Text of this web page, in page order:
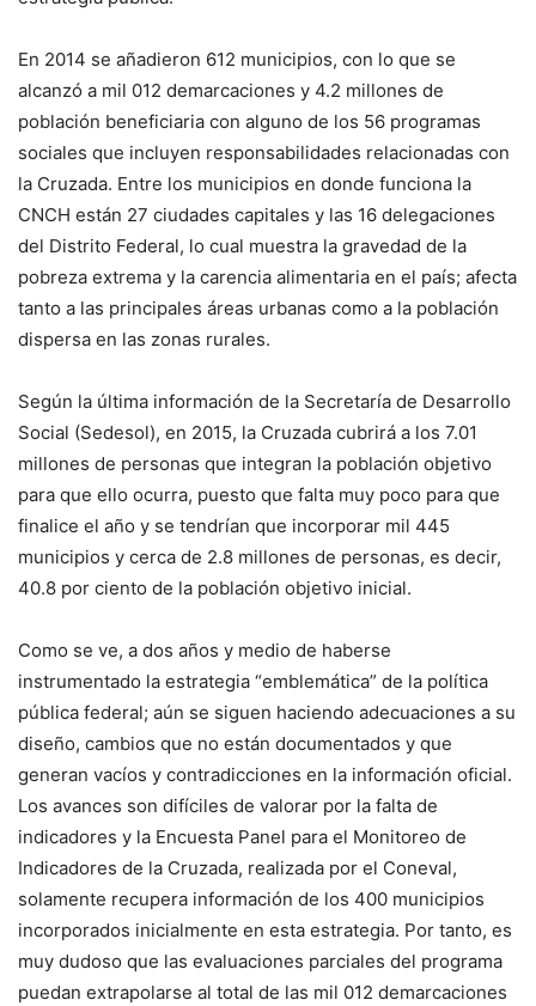
En 2014 se añadieron 612 municipios, con lo que se
alcanzó a mil 012 demarcaciones y 4.2 millones de
población beneficiaria con alguno de los 56 programas
sociales que incluyen responsabilidades relacionadas con
la Cruzada. Entre los municipios en donde funciona la
CNCH están 27 ciudades capitales y las 16 delegaciones
del Distrito Federal, lo cual muestra la gravedad de la
pobreza extrema y la carencia alimentaria en el país; afecta
tanto a las principales áreas urbanas como a la población
dispersa en las zonas rurales.
Según la última información de la Secretaría de Desarrollo
Social (Sedesol), en 2015, la Cruzada cubrirá a los 7.01
millones de personas que integran la población objetivo
para que ello ocurra, puesto que falta muy poco para que
finalice el año y se tendrían que incorporar mil 445
municipios y cerca de 2.8 millones de personas, es decir,
40.8 por ciento de la población objetivo inicial.
Como se ve, a dos años y medio de haberse
instrumentado la estrategia “emblemática” de la política
pública federal; aún se siguen haciendo adecuaciones a su
diseño, cambios que no están documentados y que
generan vacíos y contradicciones en la información oficial.
Los avances son difíciles de valorar por la falta de
indicadores y la Encuesta Panel para el Monitoreo de
Indicadores de la Cruzada, realizada por el Coneval,
solamente recupera información de los 400 municipios
incorporados inicialmente en esta estrategia. Por tanto, es
muy dudoso que las evaluaciones parciales del programa
puedan extrapolarse al total de las mil 012 demarcaciones